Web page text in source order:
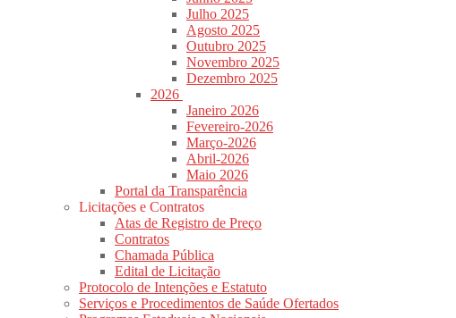
Julho 2025
Agosto 2025
Outubro 2025
Novembro 2025
Dezembro 2025
2026
Janeiro 2026
Fevereiro-2026
Março-2026
Abril-2026
Maio 2026
Portal da Transparência
Licitações e Contratos
Atas de Registro de Preço
Contratos
Chamada Pública
Edital de Licitação
Protocolo de Intenções e Estatuto
Serviços e Procedimentos de Saúde Ofertados